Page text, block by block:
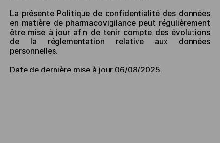
La présente Politique de confidentialité des données
en matière de pharmacovigilance peut régulièrement
être mise à jour afin de tenir compte des évolutions
de la réglementation relative aux données
personnelles.
Date de dernière mise à jour 06/08/2025.